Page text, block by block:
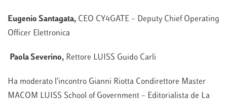
Eugenio Santagata,CEO CY4GATE – Deputy Chief Operating
Officer Elettronica
Paola Severino,Rettore LUISS Guido Carli
Ha moderato l’incontro Gianni Riotta Condirettore Master
MACOM LUISS School of Government – Editorialista de La